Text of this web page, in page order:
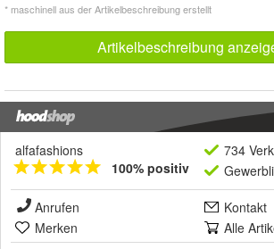
* maschinell aus der Artikelbeschreibung erstellt
Artikelbeschreibung
alfafashions
100% positiv
734
Anrufen
Kontakt
Merken
Alle